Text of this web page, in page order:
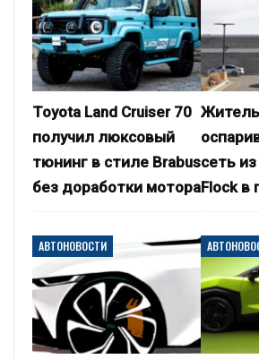
Toyota Land Cruiser 70
получил люксовый
тюнинг в стиле Brabus
без доработки мотора
сеть
Flock в
АВТОНОВОСТИ